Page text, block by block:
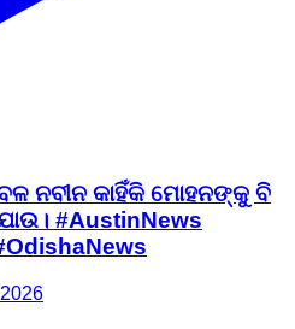
ନବୀନ କାହିଁକି ମୋହନଙ୍କୁ ବି
#AustinNews